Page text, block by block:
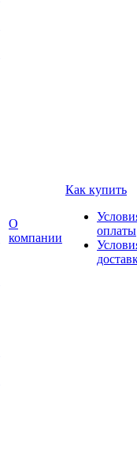
О
компании
Как купить
оплаты